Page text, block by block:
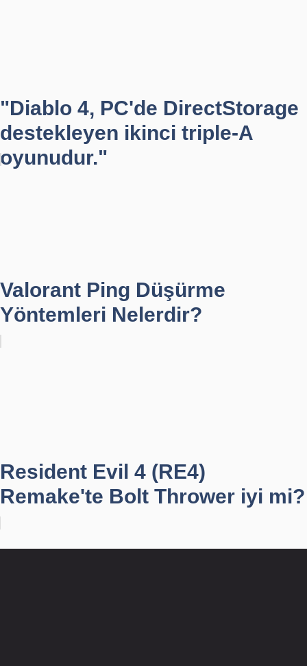
"Diablo 4, PC'de DirectStorage
destekleyen ikinci triple-A
oyunudur."
Valorant Ping Düşürme
Yöntemleri Nelerdir?
Resident Evil 4 (RE4)
Remake'te Bolt Thrower iyi mi?